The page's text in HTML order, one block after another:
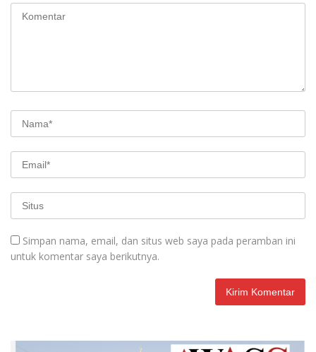
Simpan nama, email, dan situs web saya pada peramban ini
untuk komentar saya berikutnya.